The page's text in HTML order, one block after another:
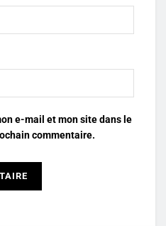
e-mail et mon site dans le
commentaire.